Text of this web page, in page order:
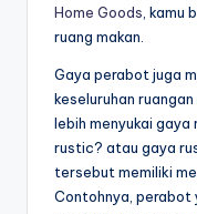
Home Goods , kamu
ruang makan.
Gaya perabot juga
keseluruhan
lebih menyukai
rustic? atau gaya
tersebut memiliki
Contohnya, perabot